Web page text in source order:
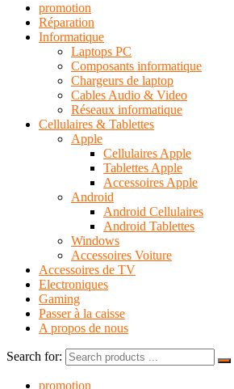
promotion
Réparation
Informatique
Laptops PC
Composants informatique
Chargeurs de laptop
Cables Audio & Video
Réseaux informatique
Cellulaires & Tablettes
Apple
Cellulaires Apple
Tablettes Apple
Accessoires Apple
Android
Android Cellulaires
Android Tablettes
Windows
Accessoires Voiture
Accessoires de TV
Electroniques
Gaming
Passer à la caisse
A propos de nous
Search for:
promotion